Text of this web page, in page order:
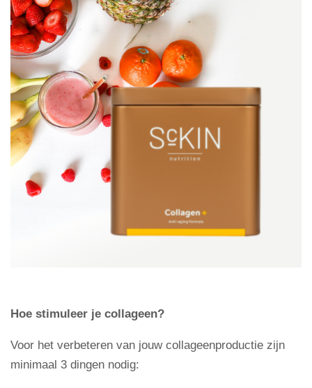
Hoe stimuleer je collageen?
Voor het verbeteren van jouw collageenproductie zijn
minimaal 3 dingen nodig: